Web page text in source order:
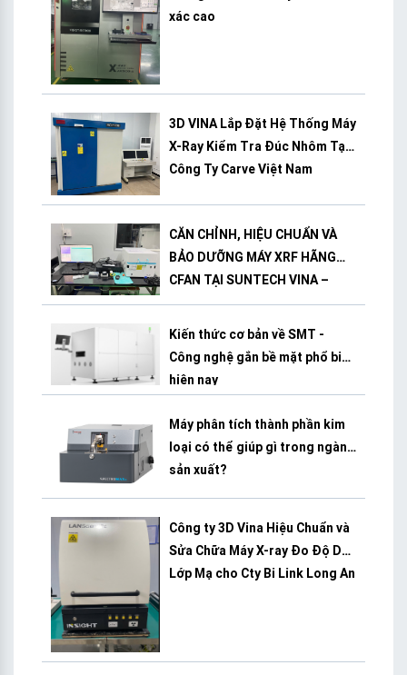
xác cao
3D VINA Lắp Đặt Hệ Thống Máy
X-Ray Kiểm Tra Đúc Nhôm Tại
Công Ty Carve Việt Nam
CĂN CHỈNH, HIỆU CHUẨN VÀ
BẢO DƯỠNG MÁY XRF HÃNG
CFAN TẠI SUNTECH VINA –
BÌNH DƯƠNG
Kiến thức cơ bản về SMT -
Công nghệ gắn bề mặt phổ biến
hiện nay
Máy phân tích thành phần kim
loại có thể giúp gì trong ngành
sản xuất?
Công ty 3D Vina Hiệu Chuẩn và
Sửa Chữa Máy X-ray Đo Độ Dày
Lớp Mạ cho Cty Bi Link Long An